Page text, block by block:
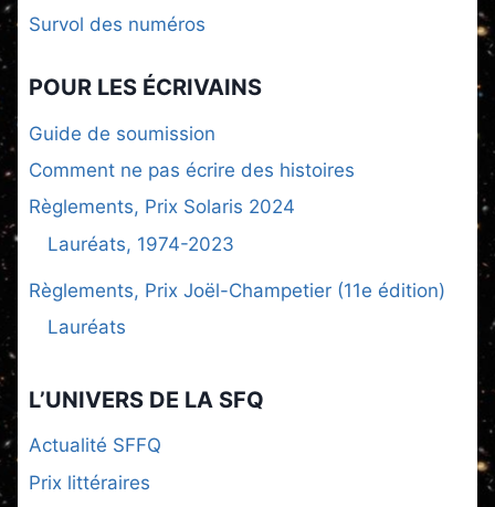
Survol des numéros
POUR LES ÉCRIVAINS
Guide de soumission
Comment ne pas écrire des histoires
Règlements, Prix Solaris 2024
Lauréats, 1974-2023
Règlements, Prix Joël-Champetier (11e édition)
Lauréats
L’UNIVERS DE LA SFQ
Actualité SFFQ
Prix littéraires